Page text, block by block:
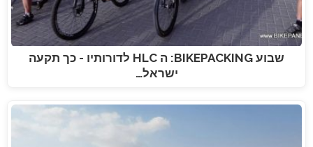
שבוע BIKEPACKING: ה HLC לדורותיו - כך תקעה
ישראל…